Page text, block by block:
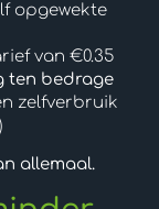
opgewekte
van €0.35
ten bedrage
zelfverbruik
allemaal.